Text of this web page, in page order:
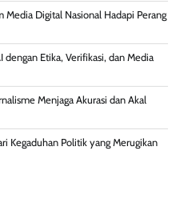
Media Digital Nasional Hadapi Perang
dengan Etika, Verifikasi, dan Media
Menjaga Akurasi dan Akal
Kegaduhan Politik yang Merugikan